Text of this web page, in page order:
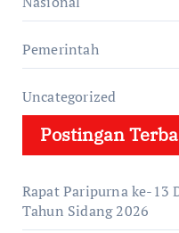
Pemerintah
Uncategorized
Postingan
Rapat Paripurna ke-13
Tahun Sidang 2026